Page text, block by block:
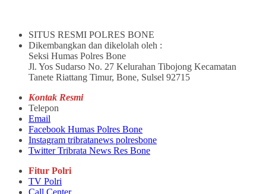
SITUS RESMI POLRES BONE
Dikembangkan dan dikelolah oleh :
Seksi Humas Polres Bone
Jl. Yos Sudarso No. 27 Kelurahan Tibojong Kecamatan
Tanete Riattang Timur, Bone, Sulsel 92715
Kontak Resmi
Telepon
Email
Facebook Humas Polres Bone
Instagram tribratanews polresbone
Twitter Tribrata News Res Bone
Fitur Polri
TV Polri
Call Center